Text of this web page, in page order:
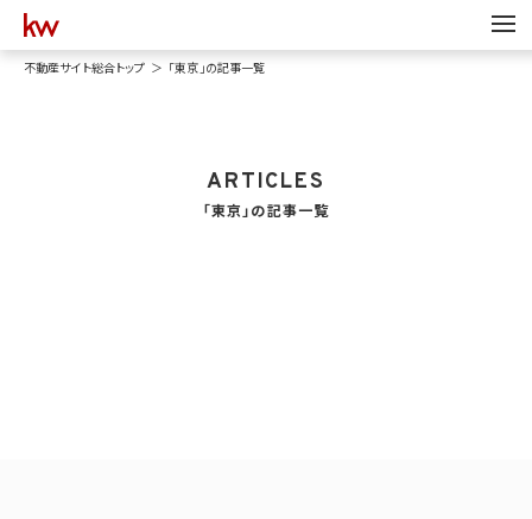
不動産サイト総合トップ 「東京」の記事一覧
ARTICLES
「東京」の記事一覧